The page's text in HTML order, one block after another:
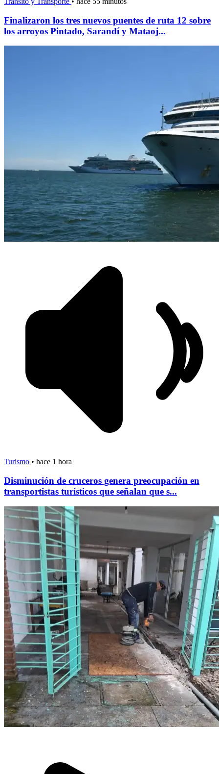
Finalizaron los tres nuevos puentes de ruta 12 sobre
los arroyos Pintado, Sarandí y Mataoj...
Turismo • hace 1 hora
Disminución de cruceros genera preocupación en
transportistas turísticos que señalan que s...